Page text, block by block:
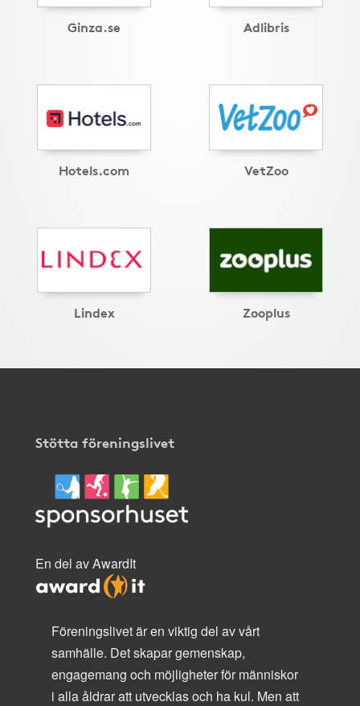
Ginza.se Adlibris
Hotels.com VetZoo
Lindex Zooplus
Stötta föreningslivet
En del av AwardIt
Föreningslivet är en viktig del av vårt
samhälle. Det skapar gemenskap,
engagemang och möjligheter för människor
i alla åldrar att utvecklas och ha kul. Men att